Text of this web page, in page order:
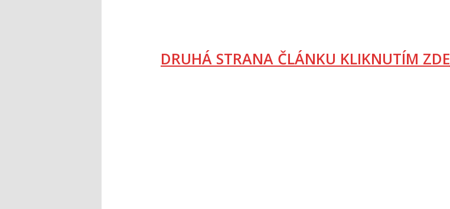
DRUHÁ STRANA ČLÁNKU KLIKNUTÍM ZDE